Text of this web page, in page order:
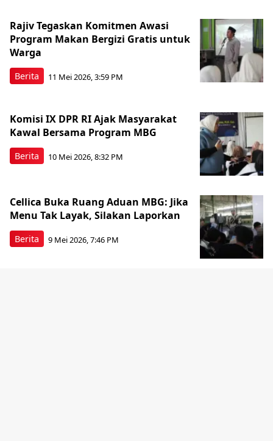
Berita
Rajiv Tegaskan Komitmen Awasi
Program Makan Bergizi Gratis untuk
Warga
11 Mei 2026, 3:59 PM
Berita
Komisi IX DPR RI Ajak Masyarakat
Kawal Bersama Program MBG
10 Mei 2026, 8:32 PM
Berita
Cellica Buka Ruang Aduan MBG: Jika
Menu Tak Layak, Silakan Laporkan
9 Mei 2026, 7:46 PM